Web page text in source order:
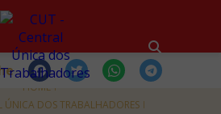
HOME
ÚNICA DOS TRABALHADORES